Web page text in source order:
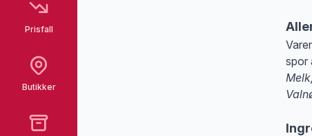
Prisfall
Butikker
spor